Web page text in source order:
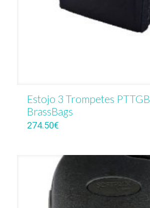
Estojo 3 Trompetes PTTGB
BrassBags
274.50€